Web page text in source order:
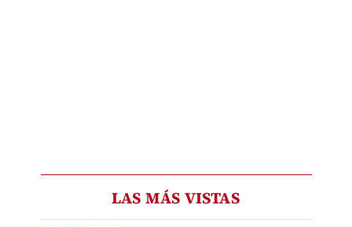
LAS MÁS VISTAS